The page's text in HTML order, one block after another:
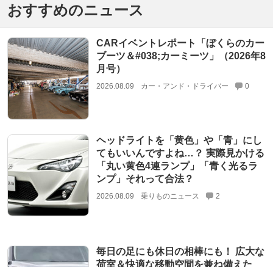
おすすめのニュース
CARイベントレポート「ぼくらのカー
ブーツ＆#038;カーミーツ」（2026年8
月号）
2026.08.09 カー・アンド・ドライバー 0
ヘッドライトを「黄色」や「青」にし
てもいいんですよね…？ 実際見かける
「丸い黄色4連ランプ」「青く光るラ
ンプ」それって合法？
2026.08.09 乗りものニュース 2
毎日の足にも休日の相棒にも！ 広大な
荷室＆快適な移動空間を兼ね備えた